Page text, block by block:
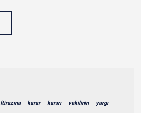
İtirazına karar kararı vekilinin yargı